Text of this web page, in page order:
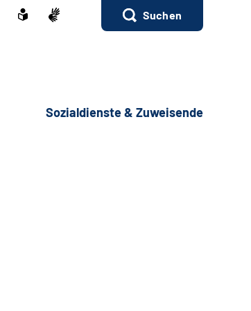
Suchen
Sozialdienste & Zuweisende